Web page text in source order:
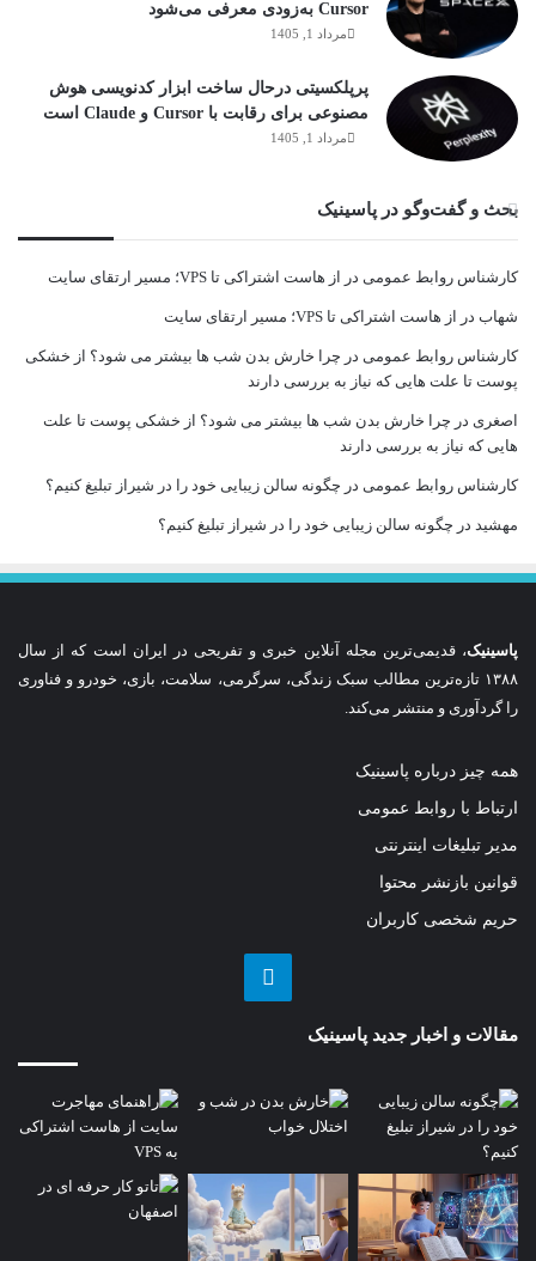
Cursor به‌زودی معرفی می‌شود
مرداد 1, 1405
پرپلکسیتی درحال ساخت ابزار کدنویسی هوش
مصنوعی برای رقابت با Cursor و Claude است
مرداد 1, 1405
بحث و گفت‌وگو در پاسینیک
کارشناس روابط عمومی در از هاست اشتراکی تا VPS؛ مسیر ارتقای سایت
شهاب در از هاست اشتراکی تا VPS؛ مسیر ارتقای سایت
کارشناس روابط عمومی در چرا خارش بدن شب ها بیشتر می شود؟ از خشکی
پوست تا علت هایی که نیاز به بررسی دارند
اصغری در چرا خارش بدن شب ها بیشتر می شود؟ از خشکی پوست تا علت
هایی که نیاز به بررسی دارند
کارشناس روابط عمومی در چگونه سالن زیبایی خود را در شیراز تبلیغ کنیم؟
مهشید در چگونه سالن زیبایی خود را در شیراز تبلیغ کنیم؟
پاسینیک، قدیمی‌ترین مجله آنلاین خبری و تفریحی در ایران است که از سال
۱۳۸۸ تازه‌ترین مطالب سبک زندگی، سرگرمی، سلامت، بازی، خودرو و فناوری
را گردآوری و منتشر می‌کند.
همه چیز درباره پاسینیک
ارتباط با روابط عمومی
مدیر تبلیغات اینترنتی
قوانین بازنشر محتوا
حریم شخصی کاربران
مقالات و اخبار جدید پاسینیک